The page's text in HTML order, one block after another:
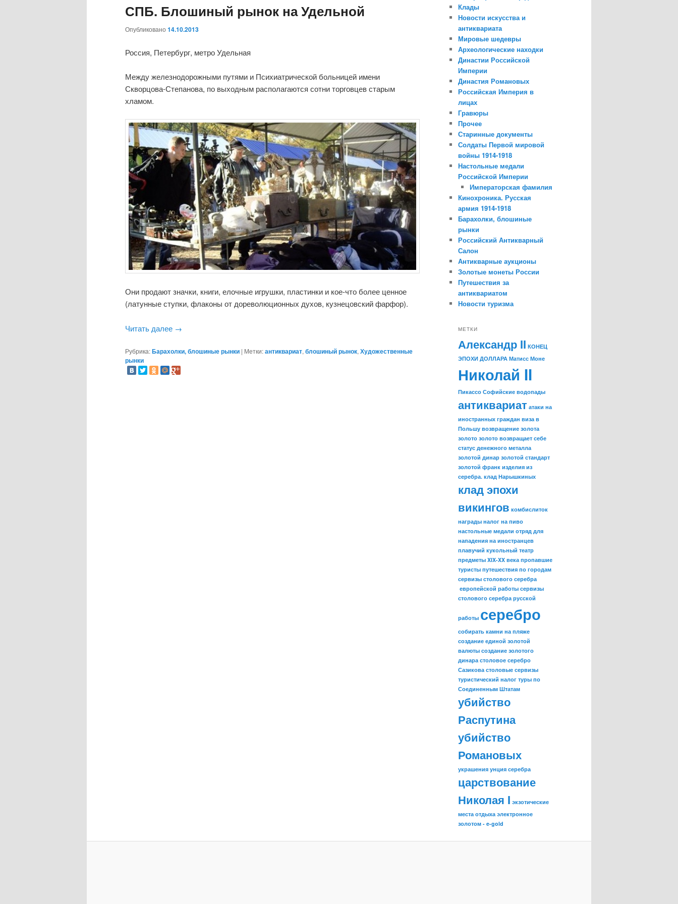
СПБ. Блошиный рынок на Удельной
Опубликовано 14.10.2013
Россия, Петербург, метро Удельная
Между железнодорожными путями и Психиатрической больницей имени
Скворцова-Степанова, по выходным располагаются сотни торговцев старым
хламом.
Они продают значки, книги, елочные игрушки, пластинки и кое-что более ценное
(латунные ступки, флаконы от дореволюционных духов, кузнецовский фарфор).
Читать далее →
Рубрика:Барахолки, блошиные рынки | Метки:антиквариат, блошиный рынок, Художественные
рынки
Клады
Новости искусства и
антиквариата
Мировые шедевры
Археологические находки
Династии Российской
Империи
Династия Романовых
Российская Империя в
лицах
Гравюры
Прочее
Старинные документы
Солдаты Первой мировой
войны 1914-1918
Настольные медали
Российской Империи
Императорская фамилия
Кинохроника. Русская
армия 1914-1918
Барахолки, блошиные
рынки
Российский Антикварный
Салон
Антикварные аукционы
Золотые монеты России
Путешествия за
антиквариатом
Новости туризма
МЕТКИ
Александр II КОНЕЦ
ЭПОХИ ДОЛЛАРА Матисс Моне
Николай II
Пикассо Софийские водопады
антиквариат атаки на
иностранных граждан виза в
Польшу возвращение золота
золото золото возвращает себе
статус денежного металла
золотой динар золотой стандарт
золотой франк изделия из
серебра. клад Нарышкиных
клад эпохи
викингов комбислиток
награды налог на пиво
настольные медали отряд для
нападения на иностранцев
плавучий кукольный театр
предметы XIX-XX века пропавшие
туристы путешествия по городам
сервизы столового серебра
европейской работы сервизы
столового серебра русской
работы серебро
собирать камни на пляже
создание единой золотой
валюты создание золотого
динара столовое серебро
Сазикова столовые сервизы
туристический налог туры по
Соединенным Штатам
убийство
Распутина
убийство
Романовых
украшения унция серебра
царствование
Николая I экзотические
места отдыха электронное
золотом - e-gold